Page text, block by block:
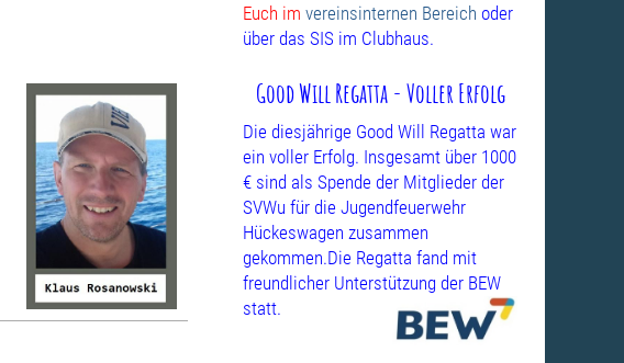
Euch im vereinsinternen Bereich oder
über das SIS im Clubhaus.
Good Will Regatta - Voller Erfolg
Die diesjährige Good Will Regatta war
ein voller Erfolg. Insgesamt über 1000
€ sind als Spende der Mitglieder der
SVWu für die Jugendfeuerwehr
Hückeswagen zusammen
gekommen.Die Regatta fand mit
freundlicher Unterstützung der BEW
statt.